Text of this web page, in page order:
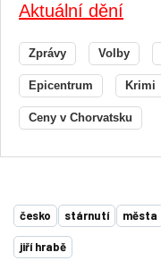
Aktuální dění
Zprávy Volby
Epicentrum Krimi
Ceny v Chorvatsku
česko stárnutí města
jiří hrabě